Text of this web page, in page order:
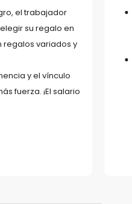
el trabajador
su regalo en
regalos variados y
y el vínculo
fuerza. ¡El salario